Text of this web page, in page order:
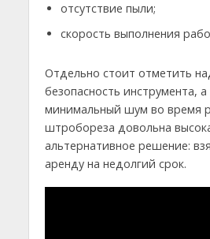
отсутствие пыли;
скорость выполнения
Отдельно стоит отметить
безопасность инструмента,
минимальный шум во время
штробореза довольна
альтернативное решение:
аренду на недолгий срок.